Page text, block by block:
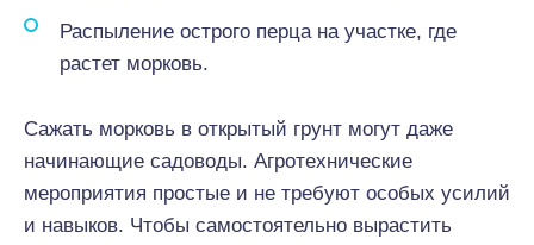
Распыление острого перца на участке, где
растет морковь.
Сажать морковь в открытый грунт могут даже
начинающие садоводы. Агротехнические
мероприятия простые и не требуют особых усилий
и навыков. Чтобы самостоятельно вырастить